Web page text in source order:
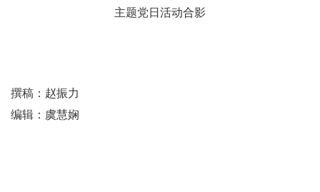
主题党日活动合影
撰稿：赵振力
编辑：虞慧娴